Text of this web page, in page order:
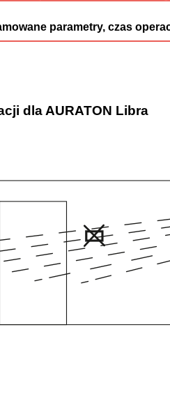
parametry, czas
dla AURATON Libra